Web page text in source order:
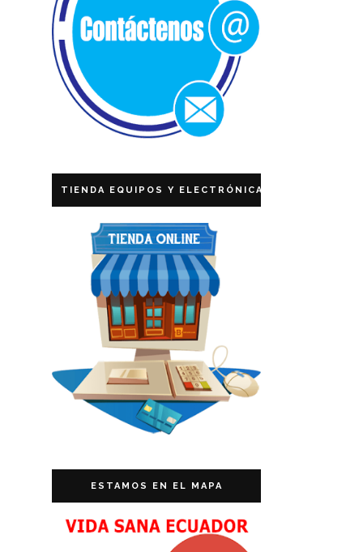
TIENDA EQUIPOS Y ELECTRÓNICA
ESTAMOS EN EL MAPA